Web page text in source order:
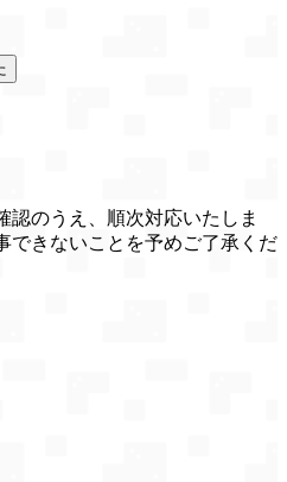
認のうえ、順次対応いたしま
できないことを予めご了承くだ